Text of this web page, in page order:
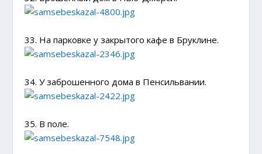
33. На парковке у закрытого кафе в Бруклине.
34. У заброшенного дома в Пенсильвании.
35. В поле.